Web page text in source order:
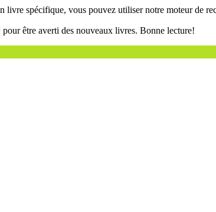
livre spécifique, vous pouvez utiliser notre moteur de
pour être averti des nouveaux livres. Bonne lecture!